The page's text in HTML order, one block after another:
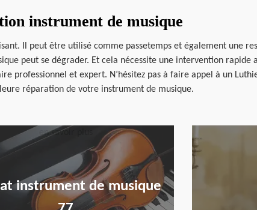
instrument de musique
Il peut être utilisé comme passetemps et également une
peut se dégrader. Et cela nécessite une intervention
professionnel et expert. N’hésitez pas à faire appel à un
réparation de votre instrument de musique.
instrument de musique
en savoir plus